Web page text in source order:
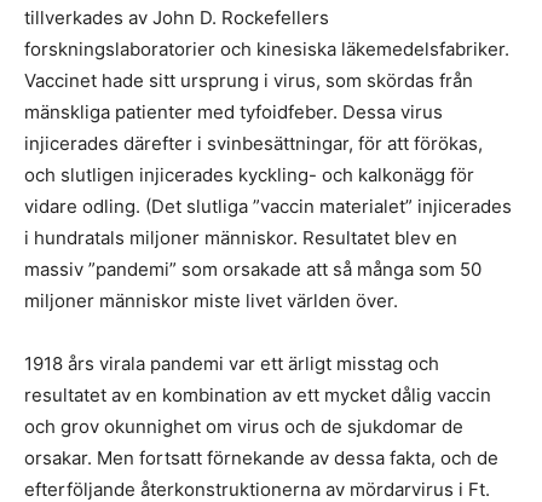
tillverkades av John D. Rockefellers
forskningslaboratorier och kinesiska läkemedelsfabriker.
Vaccinet hade sitt ursprung i virus, som skördas från
mänskliga patienter med tyfoidfeber. Dessa virus
injicerades därefter i svinbesättningar, för att förökas,
och slutligen injicerades kyckling- och kalkonägg för
vidare odling. (Det slutliga ”vaccin materialet” injicerades
i hundratals miljoner människor. Resultatet blev en
massiv ”pandemi” som orsakade att så många som 50
miljoner människor miste livet världen över.
1918 års virala pandemi var ett ärligt misstag och
resultatet av en kombination av ett mycket dålig vaccin
och grov okunnighet om virus och de sjukdomar de
orsakar. Men fortsatt förnekande av dessa fakta, och de
efterföljande återkonstruktionerna av mördarvirus i Ft.